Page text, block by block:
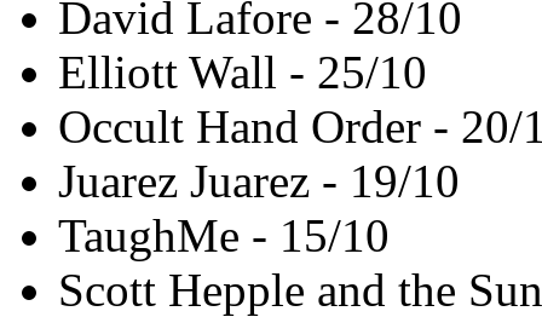
David Lafore - 28/10
Elliott Wall - 25/10
Occult Hand Order - 20/
Juarez Juarez - 19/10
TaughMe - 15/10
Scott Hepple and the